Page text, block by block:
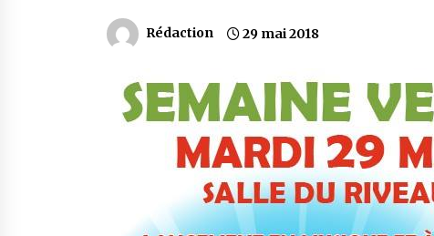
Rédaction 29 mai 2018